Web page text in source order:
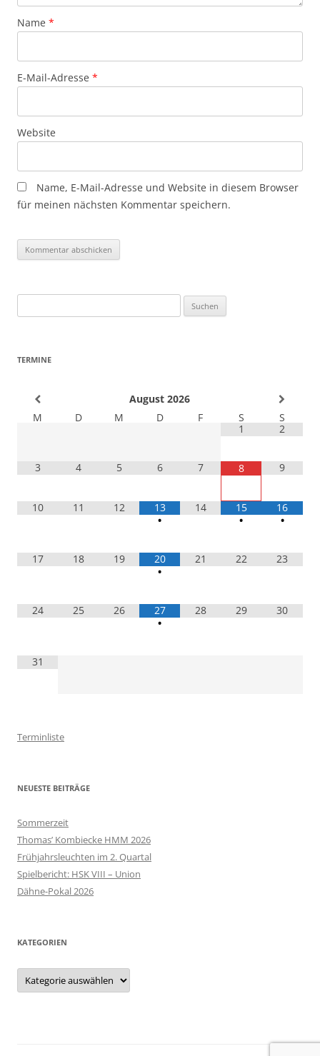
Name *
E-Mail-Adresse *
Website
Name, E-Mail-Adresse und Website in diesem Browser
für meinen nächsten Kommentar speichern.
nach:
TERMINE
August 2026
M
D M D F S
S
1
2
3 4 5 6 7 8 9
10 11 12
13
•
14
15
•
16
•
17 18 19
20
•
21 22 23
24 25 26
27
•
28 29 30
31
Terminliste
NEUESTE BEITRÄGE
Sommerzeit
Thomas’ Kombiecke HMM 2026
Frühjahrsleuchten im 2. Quartal
Spielbericht: HSK VIII – Union
Dähne-Pokal 2026
KATEGORIEN
Kategorien